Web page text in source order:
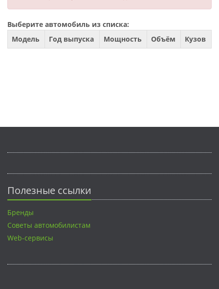
Выберите автомобиль из списка:
Модель
Год выпуска Мощность Объём Кузов
Полезные ссылки
Бренды
Советы автомобилистам
Web-сервисы